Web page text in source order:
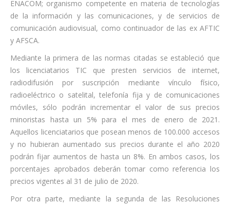
ENACOM; organismo competente en materia de tecnologías
de la información y las comunicaciones, y de servicios de
comunicación audiovisual, como continuador de las ex AFTIC
y AFSCA.
Mediante la primera de las normas citadas se estableció que
los licenciatarios TIC que presten servicios de internet,
radiodifusión por suscripción mediante vínculo físico,
radioeléctrico o satelital, telefonía fija y de comunicaciones
móviles, sólo podrán incrementar el valor de sus precios
minoristas hasta un 5% para el mes de enero de 2021.
Aquellos licenciatarios que posean menos de 100.000 accesos
y no hubieran aumentado sus precios durante el año 2020
podrán fijar aumentos de hasta un 8%. En ambos casos, los
porcentajes aprobados deberán tomar como referencia los
precios vigentes al 31 de julio de 2020.
Por otra parte, mediante la segunda de las Resoluciones